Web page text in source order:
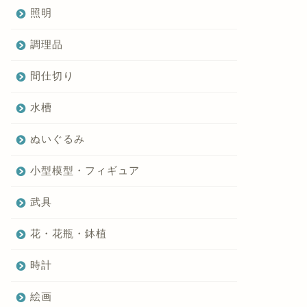
照明
調理品
間仕切り
水槽
ぬいぐるみ
小型模型・フィギュア
武具
花・花瓶・鉢植
時計
絵画